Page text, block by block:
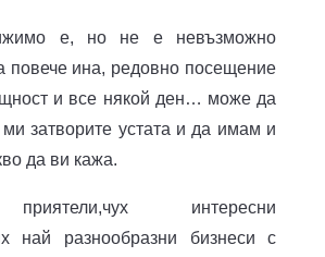
е, но не е невъзможно
повече ина, редовно посещение
и все някой ден… може да
затворите устата и да имам и
да ви кажа.
интересни
най разнообразни бизнеси с